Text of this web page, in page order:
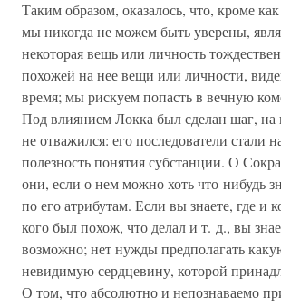
Таким образом, оказалось, что, кроме
мы никогда не можем быть уверены,
некоторая вещь или личность
похожей на нее вещи или личности,
время; мы рискуем попасть в вечную
Под влиянием Локка был сделан шаг, на
не отважился: его последователи стали
полезность понятия субстанции. О
они, если о нем можно хоть что-нибудь
по его атрибутам. Если вы знаете, где и
кого был похож, что делал и т. д., вы
возможно; нет нужды предполагать
невидимую сердцевину, которой
О том, что абсолютно и непознаваемо